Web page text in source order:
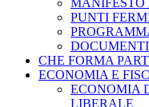
MANIFESTO
PUNTI
CHE FORMA
ECONOMIA E
ECONOMIA
LIBERALE